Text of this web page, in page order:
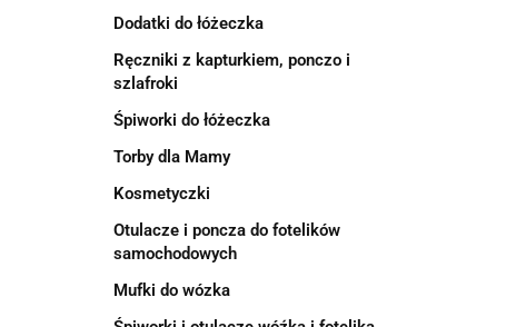
Dodatki do łóżeczka
Ręczniki z kapturkiem, ponczo i
szlafroki
Śpiworki do łóżeczka
Torby dla Mamy
Kosmetyczki
Otulacze i poncza do fotelików
samochodowych
Mufki do wózka